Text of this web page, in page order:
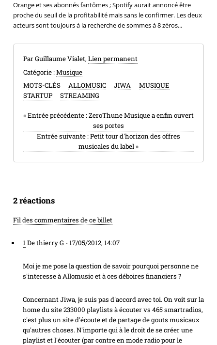
Orange et ses abonnés fantômes ; Spotify aurait annoncé être
proche du seuil de la profitabilité mais sans le confirmer. Les deux
acteurs sont toujours à la recherche de sommes à 8 zéros...
Par Guillaume Vialet, Lien permanent
Catégorie :Musique
MOTS-CLÉS
ALLOMUSIC JIWA
MUSIQUE
STARTUP
STREAMING
«Entrée précédente :ZeroThune Musique a enfin ouvert
ses portes
Entrée suivante :Petit tour d'horizon des offres
musicales du label »
2 réactions
Fil des commentaires de ce billet
1 De thierry G -17/05/2012, 14:07
Moi je me pose la question de savoir pourquoi personne ne
s'interesse à Allomusic et à ces déboires financiers ?
Concernant Jiwa, je suis pas d'accord avec toi. On voit sur la
home du site 233000 playlists à écouter vs 465 smartradios,
c'est plus un site d'écoute et de partage de gouts musicaux
qu'autres choses. N'importe qui à le droit de se créer une
playlist et l'écouter (par contre en mode radio pour le